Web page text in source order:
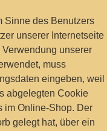
Sinne des Benutzers
unserer Internetseite
unserer
muss
eingeben, weil
abgelegten Cookie
im Online-Shop. Der
gelegt hat, über ein